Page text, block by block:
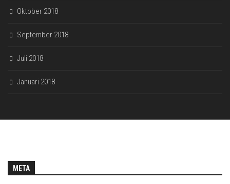
Oktober 2018
September 2018
Juli 2018
Januari 2018
META